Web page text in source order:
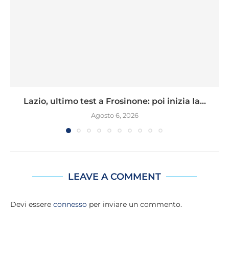
Lazio, ultimo test a Frosinone: poi inizia la...
Agosto 6, 2026
LEAVE A COMMENT
Devi essere connesso per inviare un commento.